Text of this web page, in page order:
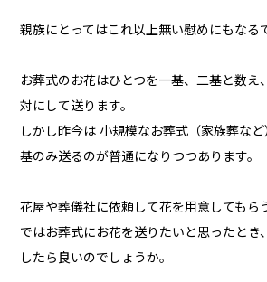
親族にとってはこれ以上無い慰めにもなる
お葬式のお花はひとつを一基、二基と数え
対にして送ります。
しかし昨今は 小規模なお葬式（家族葬な
基のみ送るのが普通になりつつあります。
花屋や葬儀社に依頼して花を用意してもら
ではお葬式にお花を送りたいと思ったとき
したら良いのでしょうか。